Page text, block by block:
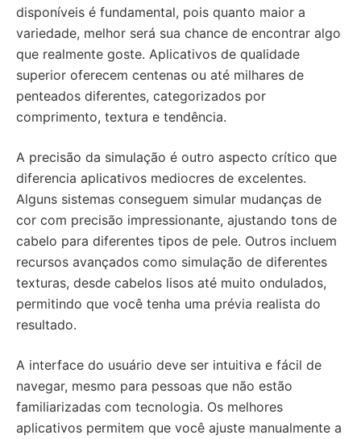
disponíveis é fundamental, pois quanto maior a
variedade, melhor será sua chance de encontrar algo
que realmente goste. Aplicativos de qualidade
superior oferecem centenas ou até milhares de
penteados diferentes, categorizados por
comprimento, textura e tendência.
A precisão da simulação é outro aspecto crítico que
diferencia aplicativos mediocres de excelentes.
Alguns sistemas conseguem simular mudanças de
cor com precisão impressionante, ajustando tons de
cabelo para diferentes tipos de pele. Outros incluem
recursos avançados como simulação de diferentes
texturas, desde cabelos lisos até muito ondulados,
permitindo que você tenha uma prévia realista do
resultado.
A interface do usuário deve ser intuitiva e fácil de
navegar, mesmo para pessoas que não estão
familiarizadas com tecnologia. Os melhores
aplicativos permitem que você ajuste manualmente a